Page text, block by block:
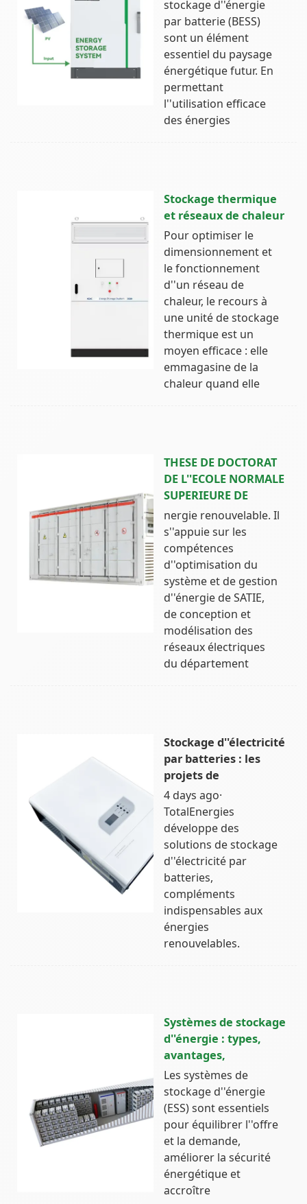
stockage d''énergie
par batterie (BESS)
sont un élément
essentiel du paysage
énergétique futur. En
permettant
l''utilisation efficace
des énergies
Stockage thermique
et réseaux de chaleur
Pour optimiser le
dimensionnement et
le fonctionnement
d''un réseau de
chaleur, le recours à
une unité de stockage
thermique est un
moyen efficace : elle
emmagasine de la
chaleur quand elle
THESE DE DOCTORAT
DE L''ECOLE NORMALE
SUPERIEURE DE
nergie renouvelable. Il
s''appuie sur les
compétences
d''optimisation du
système et de gestion
d''énergie de SATIE,
de conception et
modélisation des
réseaux électriques
du département
Stockage d''électricité
par batteries : les
projets de
4 days ago·
TotalEnergies
développe des
solutions de stockage
d''électricité par
batteries,
compléments
indispensables aux
énergies
renouvelables.
Systèmes de stockage
d''énergie : types,
avantages,
Les systèmes de
stockage d''énergie
(ESS) sont essentiels
pour équilibrer l''offre
et la demande,
améliorer la sécurité
énergétique et
accroître